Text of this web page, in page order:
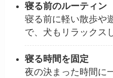
寝る前のルーティン
寝る前に軽い散歩や
で、犬もリラックス
寝る時間を固定
夜の決まった時間に